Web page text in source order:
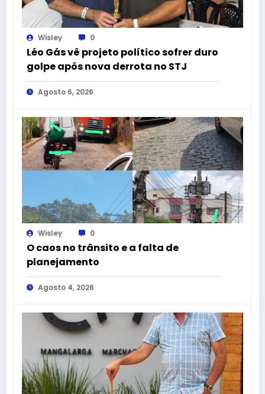
Wisley 0
Léo Gás vê projeto político sofrer duro
golpe após nova derrota no STJ
Agosto 6, 2026
Wisley 0
O caos no trânsito e a falta de
planejamento
Agosto 4, 2026